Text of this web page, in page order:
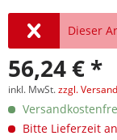
Dieser
56,24 € *
inkl. MwSt.zzgl.
Bitte Lieferzeit